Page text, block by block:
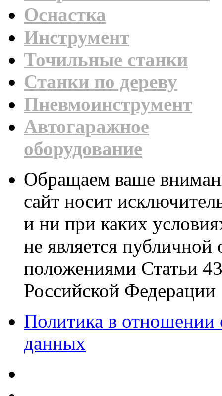
Оснастка
Инструмент
Точильные станки
Станки по дереву
Пневмоинструмент
Автогаражное
оборудование
Обращаем ваше
сайт носит
и ни при каких
не является
положениями Статьи
Российской Федерации
Политика в отношении
данных